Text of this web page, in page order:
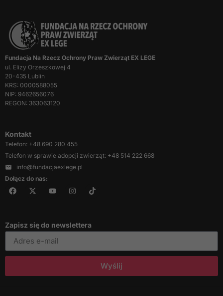
Fundacja Na Rzecz Ochrony Praw Zwierząt EX LEGE
ul. Elizy Orzeszkowej 4
20-435 Lublin
KRS: 0000588055
NIP: 9462656076
REGON: 363063120
Kontakt
Telefon: +48 690 280 455
Telefon w sprawie adopcji zwierząt: +48 514 222 668
info@fundacjaexlege.pl
Dołącz do nas:
Zapisz się do newslettera
Wyślij